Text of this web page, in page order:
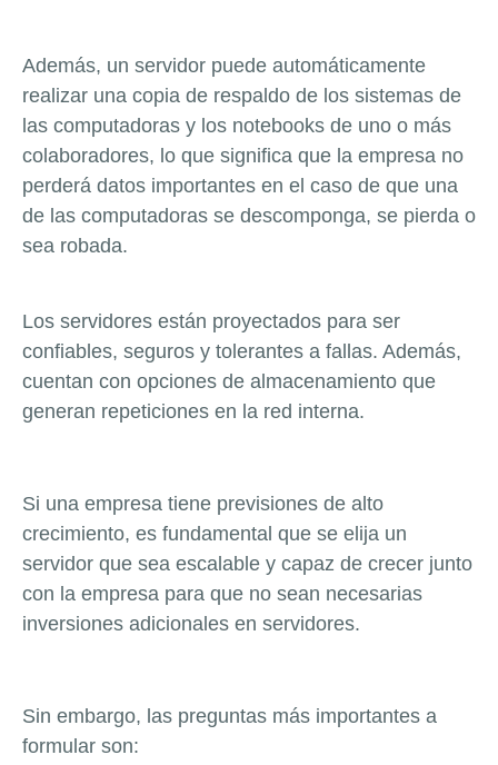
Además, un servidor puede automáticamente
realizar una copia de respaldo de los sistemas de
las computadoras y los notebooks de uno o más
colaboradores, lo que significa que la empresa no
perderá datos importantes en el caso de que una
de las computadoras se descomponga, se pierda o
sea robada.
Los servidores están proyectados para ser
confiables, seguros y tolerantes a fallas. Además,
cuentan con opciones de almacenamiento que
generan repeticiones en la red interna.
Si una empresa tiene previsiones de alto
crecimiento, es fundamental que se elija un
servidor que sea escalable y capaz de crecer junto
con la empresa para que no sean necesarias
inversiones adicionales en servidores.
Sin embargo, las preguntas más importantes a
formular son: